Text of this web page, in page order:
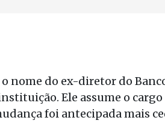
nome do ex-diretor do
Ele assume o
foi antecipada mais